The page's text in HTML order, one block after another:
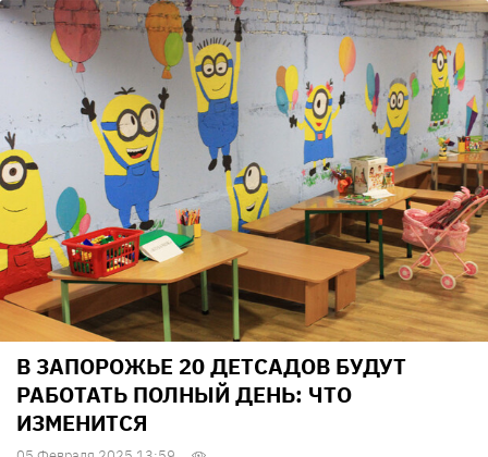
В ЗАПОРОЖЬЕ 20 ДЕТСАДОВ БУДУТ
РАБОТАТЬ ПОЛНЫЙ ДЕНЬ: ЧТО
ИЗМЕНИТСЯ